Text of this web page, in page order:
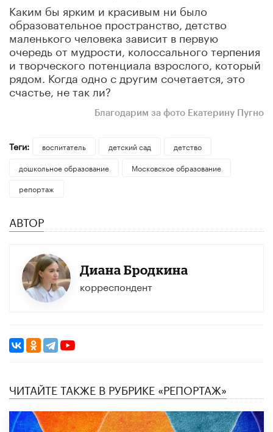
Каким бы ярким и красивым ни было
образовательное пространство, детство
маленького человека зависит в первую
очередь от мудрости, колоссального терпения
и творческого потенциала взрослого, который
рядом. Когда одно с другим сочетается, это
счастье, не так ли?
Благодарим за фото Екатерину Пугно
Теги: воспитатель детский сад
детство
дошкольное образование
Московское образование
репортаж
АВТОР
Диана Бродкина
корреспондент
ЧИТАЙТЕ ТАКЖЕ В РУБРИКЕ «РЕПОРТАЖ»